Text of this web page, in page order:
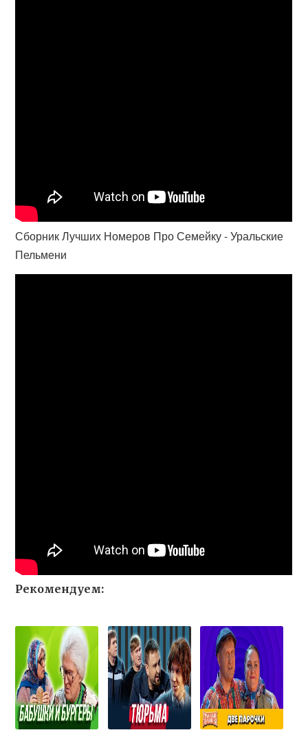
Сборник Лучших Номеров Про Семейку - Уральские
Пельмени
Рекомендуем: